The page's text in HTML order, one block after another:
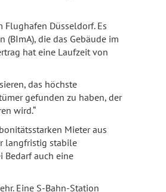
Flughafen Düsseldorf. Es
die das Gebäude im
hat eine Laufzeit von
das höchste
gefunden zu haben, der
wird.“
Mieter aus
langfristig stabile
Bedarf auch eine
Eine S-Bahn-Station